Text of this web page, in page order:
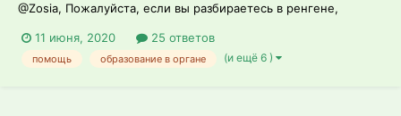
@Zosia, Пожалуйста, если вы разбираетесь в ренгене,
осложнений у птички. Очень просим вас!
11 июня, 2020 25 ответов
помощь образование в органе (и ещё 6 )